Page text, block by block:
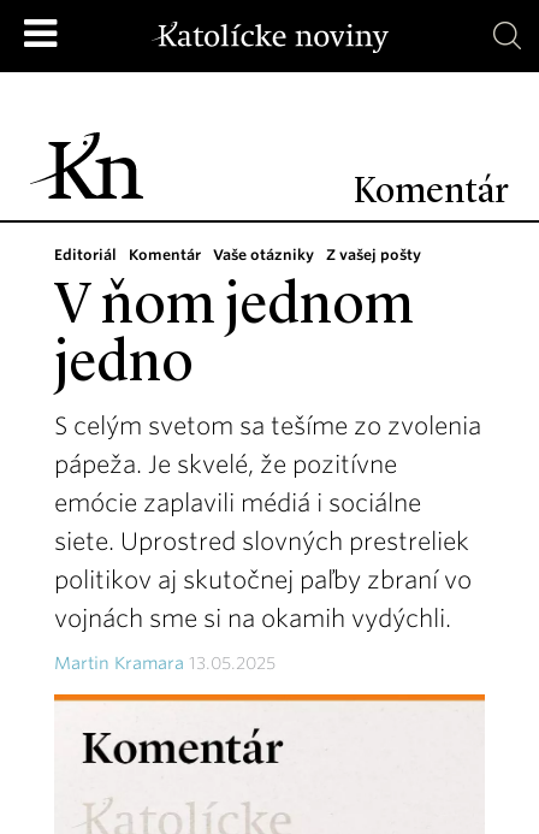
Komentár
Editoriál Komentár Vaše otázniky Z vašej pošty
V ňom jednom
jedno
S celým svetom sa tešíme zo zvolenia
pápeža. Je skvelé, že pozitívne
emócie zaplavili médiá i sociálne
siete. Uprostred slovných prestreliek
politikov aj skutočnej paľby zbraní vo
vojnách sme si na okamih vydýchli.
Martin Kramara 13.05.2025